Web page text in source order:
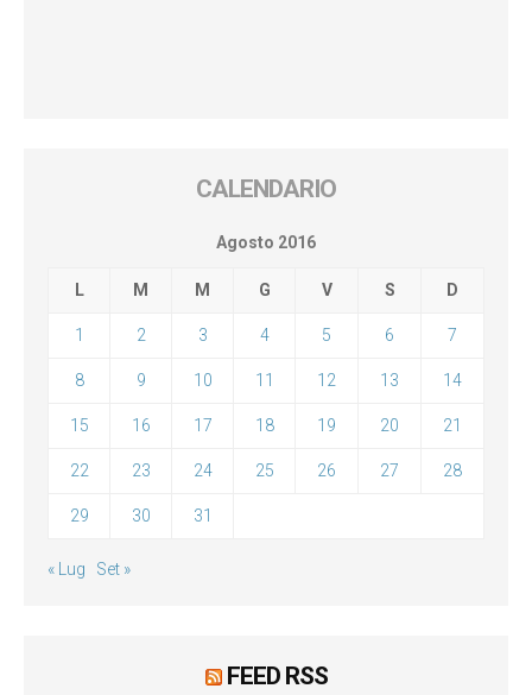
CALENDARIO
Agosto 2016
L M M G V S D
1 2 3 4 5 6 7
8 9 10 11 12 13 14
15 16 17 18 19 20 21
22 23 24 25 26 27 28
29 30 31
« Lug Set »
FEED RSS